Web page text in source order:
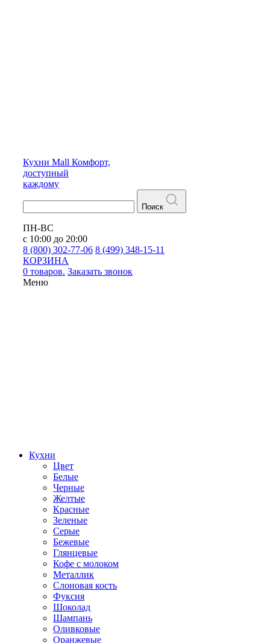
Кухни Mall Комфорт,
доступный
каждому
Поиск
ПН-ВС
с 10:00 до 20:00
8 (800) 302-77-06 8 (499) 348-15-11
КОРЗИНА
0 товаров. Заказать звонок
Меню
Кухни
Цвет
Белые
Черные
Желтые
Красные
Зеленые
Серые
Бежевые
Глянцевые
Кофе с молоком
Металлик
Слоновая кость
Фуксия
Шоколад
Шампань
Оливковые
Оранжевые